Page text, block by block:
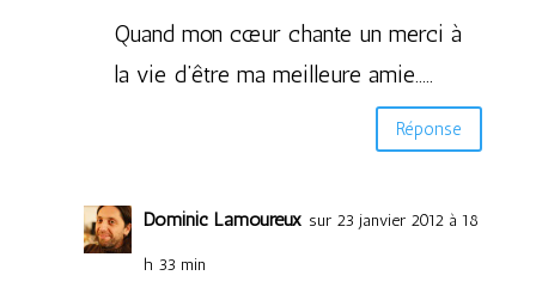
Quand mon cœur chante un merci à
la vie d’être ma meilleure amie…..
Réponse
Dominic Lamoureux sur 23 janvier 2012 à 18
h 33 min